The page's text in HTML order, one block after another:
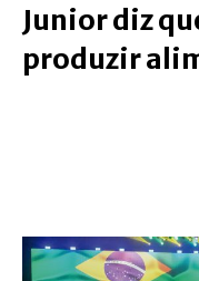
Junior diz
produzir